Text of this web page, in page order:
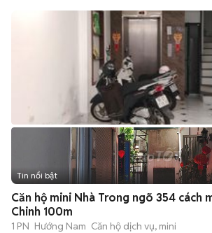
Tin nổi bật
Căn hộ mini Nhà Trong ngõ 354 cách
Chinh 100m
1 PN Hướng Nam Căn hộ dịch vụ, mini